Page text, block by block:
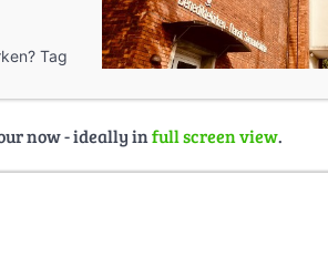
Tag
now - ideally infull screen view.